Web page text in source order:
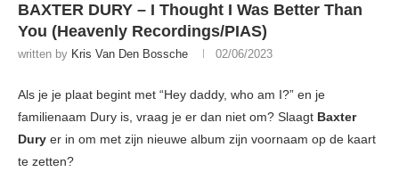
BAXTER DURY – I Thought I Was Better Than
You (Heavenly Recordings/PIAS)
written by Kris Van Den Bossche 02/06/2023
Als je je plaat begint met “Hey daddy, who am I?” en je
familienaam Dury is, vraag je er dan niet om? Slaagt Baxter
Dury er in om met zijn nieuwe album zijn voornaam op de kaart
te zetten?